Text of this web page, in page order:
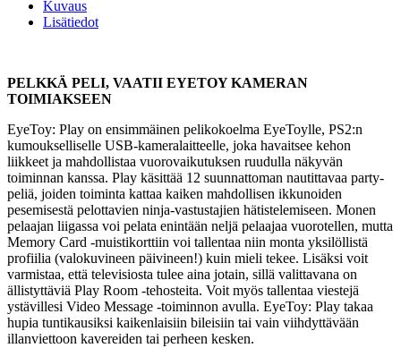
Kuvaus
Lisätiedot
PELKKÄ PELI, VAATII EYETOY KAMERAN
TOIMIAKSEEN
EyeToy: Play on ensimmäinen pelikokoelma EyeToylle, PS2:n
kumoukselliselle USB-kameralaitteelle, joka havaitsee kehon
liikkeet ja mahdollistaa vuorovaikutuksen ruudulla näkyvän
toiminnan kanssa. Play käsittää 12 suunnattoman nautittavaa party-
peliä, joiden toiminta kattaa kaiken mahdollisen ikkunoiden
pesemisestä pelottavien ninja-vastustajien hätistelemiseen. Monen
pelaajan liigassa voi pelata enintään neljä pelaajaa vuorotellen, mutta
Memory Card -muistikorttiin voi tallentaa niin monta yksilöllistä
profiilia (valokuvineen päivineen!) kuin mieli tekee. Lisäksi voit
varmistaa, että televisiosta tulee aina jotain, sillä valittavana on
ällistyttäviä Play Room -tehosteita. Voit myös tallentaa viestejä
ystävillesi Video Message -toiminnon avulla. EyeToy: Play takaa
hupia tuntikausiksi kaikenlaisiin bileisiin tai vain viihdyttävään
illanviettoon kavereiden tai perheen kesken.